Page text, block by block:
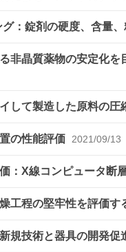
：錠剤の硬度、含量
非晶質薬物の安定化
して製造した原料の
の性能評価 2021/09/13
：X線コンピュータ断
工程の堅牢性を評価
規技術と器具の開発促